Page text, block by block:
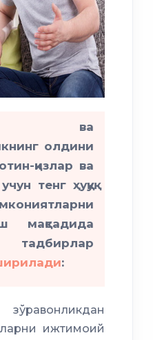
ва
олдини
қизлар ва
тенг ҳуқуқ
мақсадида
тадбирлар
:
ижтимоий